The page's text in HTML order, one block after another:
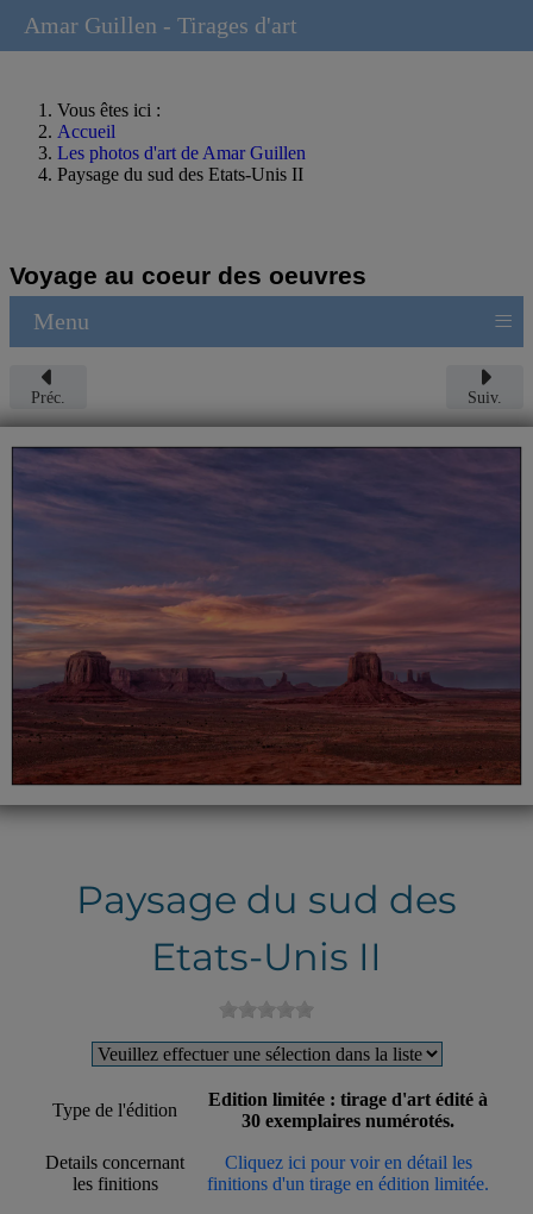
Vous êtes ici :
Accueil
Les photos d'art de Amar Guillen
Paysage du sud des Etats-Unis II
Voyage au coeur des oeuvres
Menu ≡
Préc. Suiv.
Paysage du sud des
Etats-Unis II
Type de l'édition
Edition limitée : tirage d'art édité à
30 exemplaires numérotés.
Details concernant
les finitions
Cliquez ici pour voir en détail les
finitions d'un tirage en édition limitée.
Amar Guillen - Tirages d'art